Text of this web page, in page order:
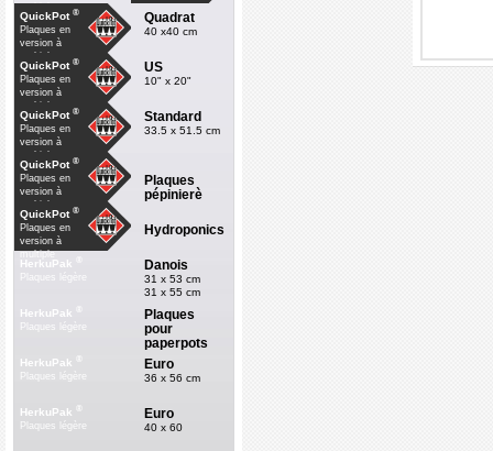
multiple
QuickPot ®
Plaques en
version à
multiple
Quadrat
40 x40 cm
QuickPot ®
Plaques en
version à
multiple
US
10" x 20"
QuickPot ®
Plaques en
version à
multiple
Standard
33.5 x 51.5 cm
QuickPot ®
Plaques en
version à
multiple
Plaques
pépinierè
QuickPot ®
Plaques en
version à
multiple
Hydroponics
HerkuPak Danois
31 x 53 cm
31 x 55 cm
HerkuPak
Plaques légère
Plaques
pour
paperpots
HerkuPak ®
Plaques légère
Euro
36 x 56 cm
HerkuPak ®
Plaques légère
Euro
40 x 60